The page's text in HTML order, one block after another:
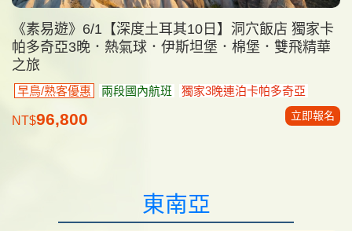
《素易遊》6/1【深度土耳其10日】洞穴飯店 獨家卡
帕多奇亞3晚．熱氣球．伊斯坦堡．棉堡．雙飛精華
之旅
早鳥/熟客優惠 兩段國內航班 獨家3晚連泊卡帕多奇亞
NT$96,800 立即報名
東南亞